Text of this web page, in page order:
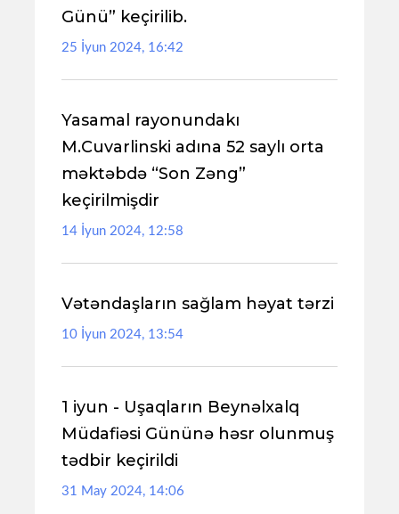
Günü” keçirilib.
25 İyun 2024, 16:42
Yasamal rayonundakı
M.Cuvarlinski adına 52 saylı orta
məktəbdə “Son Zəng”
keçirilmişdir
14 İyun 2024, 12:58
Vətəndaşların sağlam həyat tərzi
10 İyun 2024, 13:54
1 iyun - Uşaqların Beynəlxalq
Müdafiəsi Gününə həsr olunmuş
tədbir keçirildi
31 May 2024, 14:06